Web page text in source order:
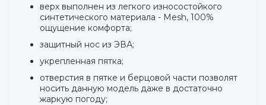
верх выполнен из легкого износостойкого
синтетического материала - Mesh, 100%
ощущение комфорта;
защитный нос из ЭВА;
укрепленная пятка;
отверстия в пятке и берцовой части позволят
носить данную модель даже в достаточно
жаркую погоду;